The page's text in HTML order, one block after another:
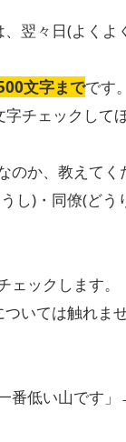
翌々日(よくよ
文字までです。
チェックして
のか、教えてく
し)・同僚(どう
ェックします。
いては触れま
番低い山です